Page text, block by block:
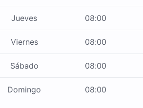
Jueves 08:00
Viernes 08:00
Sábado 08:00
Domingo 08:00